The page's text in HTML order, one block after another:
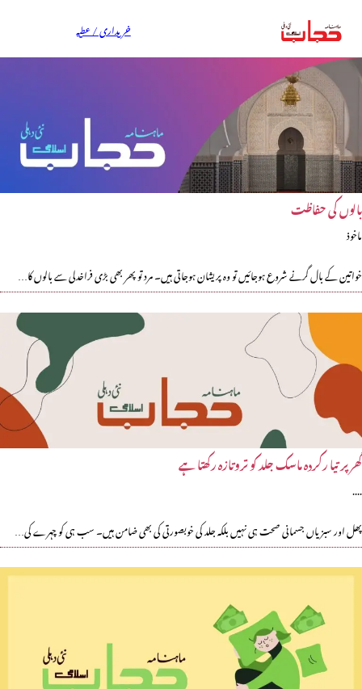
خریداری / عطیہ
بالوں کی حفاظت
ماخوذ
خواتین کے بال گرنے شروع ہوجائیں تو وہ پریشان ہوجاتی ہیں۔ مرد تو پھر بھی بڑی فراخدلی سے بالوں کا…
گھر پر تیا رکردہ ماسک جلد کو تروتازہ رکھتا ہے
....
پھل اور سبزیاں جسمانی صحت ہی نہیں بلکہ جلد کی خوبصورتی کی بھی ضامن ہیں۔ سب ہی کو چہرے کی…